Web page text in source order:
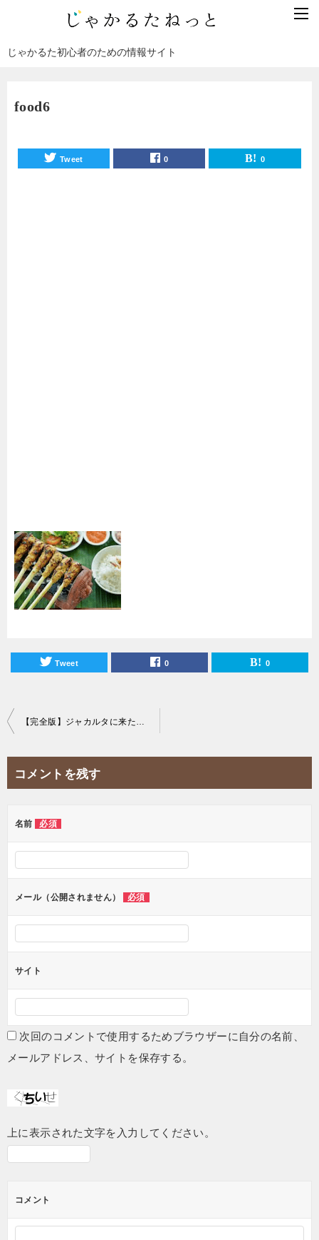
じゃかるた初心者のための情報サイト
food6
Tweet 0 0
Tweet 0 0
投
ー
ョ
【完全版】ジャカルタに来たらこれを食べろ！おすすめローカルフード30選から究極のインドネシア料理を厳選！
コメントを残す
名前 必須
メール（公開されません） 必須
サイト
次回のコメントで使用するためブラウザーに自分の名前、
メールアドレス、サイトを保存する。
上に表示された文字を入力してください。
コメント